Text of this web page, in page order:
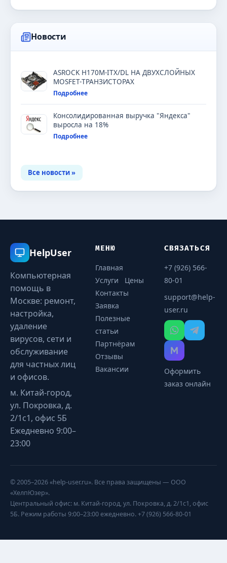
Новости
ASROCK H170M-ITX/DL НА ДВУХСЛОЙНЫХ
MOSFET-ТРАНЗИСТОРАХ
Подробнее
Консолидированная выручка "Яндекса"
выросла на 18%
Подробнее
Все новости »
HelpUser
Компьютерная
помощь в
Москве: ремонт,
настройка,
удаление
вирусов, сети и
обслуживание
для частных лиц
и офисов.
м. Китай-город,
ул. Покровка, д.
2/1с1, офис 5Б
Ежедневно 9:00–
23:00
МЕНЮ
Главная
Услуги
Цены
Контакты
Заявка
Полезные
статьи
Партнёрам
Отзывы
Вакансии
СВЯЗАТЬСЯ
+7 (926) 566-
80-01
support@help-
user.ru
Оформить
заказ онлайн
© 2005–2026 «help-user.ru». Все права защищены — ООО
«ХелпЮзер».
Центральный офис: м. Китай-город, ул. Покровка, д. 2/1с1, офис
5Б. Режим работы 9:00–23:00 ежедневно. +7 (926) 566-80-01